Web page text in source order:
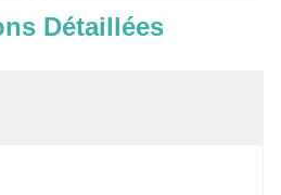
Détaillées